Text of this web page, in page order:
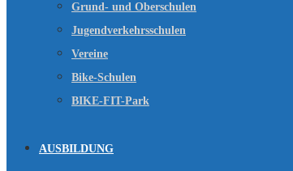
Grund- und Oberschulen
Jugendverkehrsschulen
Vereine
Bike-Schulen
BIKE-FIT-Park
AUSBILDUNG